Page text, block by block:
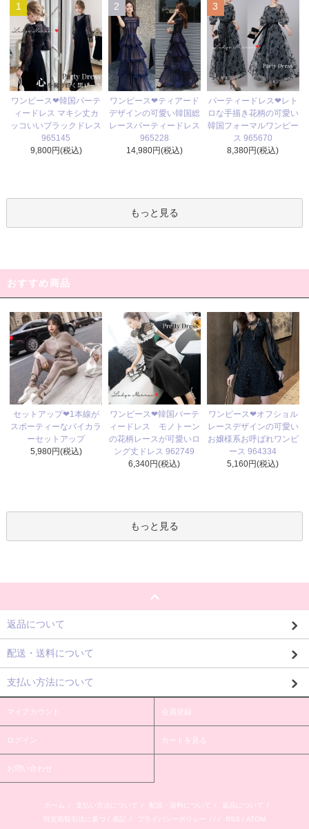
1
ワンピース❤韓国パーテ
ィードレス マキシ丈カ
ッコいいブラックドレス
965145
9,800円(税込)
2
ワンピース❤ティアード
デザインの可愛い韓国総
レースパーティードレス
965228
14,980円(税込)
3
パーティードレス❤レト
ロな手描き花柄の可愛い
韓国フォーマルワンピー
ス 965670
8,380円(税込)
もっと見る
おすすめ商品
セットアップ❤1本線が
スポーティーなバイカラ
ーセットアップ
5,980円(税込)
ワンピース❤韓国パーテ
ィードレス モノトーン
の花柄レースが可愛いロ
ング丈ドレス 962749
6,340円(税込)
ワンピース❤オフショル
レースデザインの可愛い
お嬢様系お呼ばれワンピ
ース 964334
5,160円(税込)
もっと見る
返品について
配送・送料について
支払い方法について
マイアカウント 会員登録
ログイン カートを見る
お問い合わせ
ホーム / 支払い方法について / 配送・送料について / 返品について
/
特定商取引法に基づく表記 / プライバシーポリシー / / / RSS / ATOM